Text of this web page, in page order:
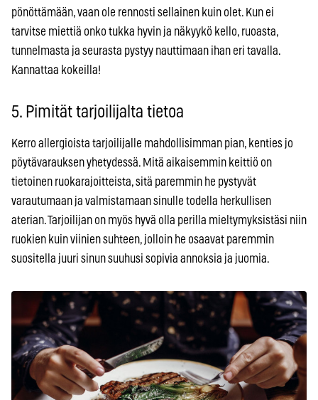
pönöttämään, vaan ole rennosti sellainen kuin olet. Kun ei
tarvitse miettiä onko tukka hyvin ja näkyykö kello, ruoasta,
tunnelmasta ja seurasta pystyy nauttimaan ihan eri tavalla.
Kannattaa kokeilla!
5. Pimität tarjoilijalta tietoa
Kerro allergioista tarjoilijalle mahdollisimman pian, kenties jo
pöytävarauksen yhetydessä. Mitä aikaisemmin keittiö on
tietoinen ruokarajoitteista, sitä paremmin he pystyvät
varautumaan ja valmistamaan sinulle todella herkullisen
aterian. Tarjoilijan on myös hyvä olla perilla mieltymyksistäsi niin
ruokien kuin viinien suhteen, jolloin he osaavat paremmin
suositella juuri sinun suuhusi sopivia annoksia ja juomia.